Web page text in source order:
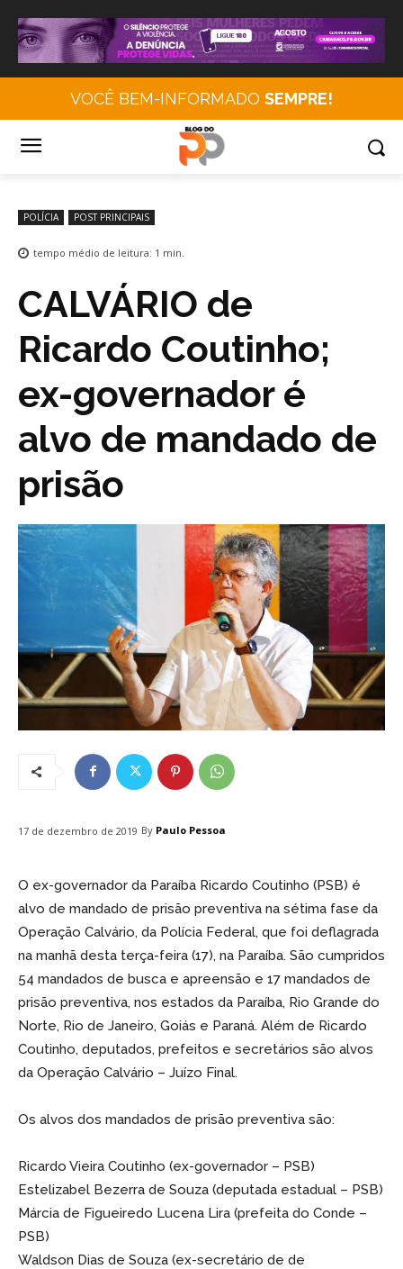
VOCÊ BEM-INFORMADO SEMPRE!
POLÍCIA POST PRINCIPAIS
tempo médio de leitura: 1 min.
CALVÁRIO de
Ricardo Coutinho;
ex-governador é
alvo de mandado de
prisão
17 de dezembro de 2019 By Paulo Pessoa
O ex-governador da Paraíba Ricardo Coutinho (PSB) é
alvo de mandado de prisão preventiva na sétima fase da
Operação Calvário, da Polícia Federal, que foi deflagrada
na manhã desta terça-feira (17), na Paraíba. São cumpridos
54 mandados de busca e apreensão e 17 mandados de
prisão preventiva, nos estados da Paraíba, Rio Grande do
Norte, Rio de Janeiro, Goiás e Paraná. Além de Ricardo
Coutinho, deputados, prefeitos e secretários são alvos
da Operação Calvário – Juízo Final.
Os alvos dos mandados de prisão preventiva são:
Ricardo Vieira Coutinho (ex-governador – PSB)
Estelizabel Bezerra de Souza (deputada estadual – PSB)
Márcia de Figueiredo Lucena Lira (prefeita do Conde –
PSB)
Waldson Dias de Souza (ex-secretário de de